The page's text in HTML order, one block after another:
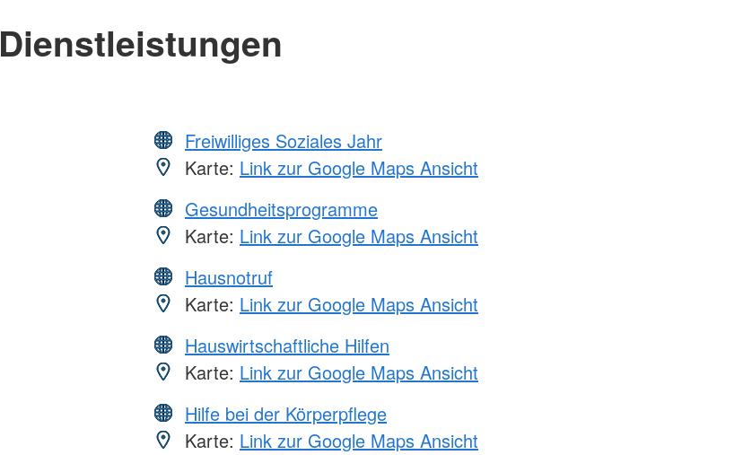
Dienstleistungen
Freiwilliges Soziales Jahr
Karte: Link zur Google Maps Ansicht
Gesundheitsprogramme
Karte: Link zur Google Maps Ansicht
Hausnotruf
Karte: Link zur Google Maps Ansicht
Hauswirtschaftliche Hilfen
Karte: Link zur Google Maps Ansicht
Hilfe bei der Körperpflege
Karte: Link zur Google Maps Ansicht